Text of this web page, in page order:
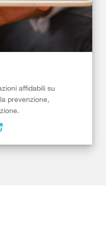
affidabili su
prevenzione,